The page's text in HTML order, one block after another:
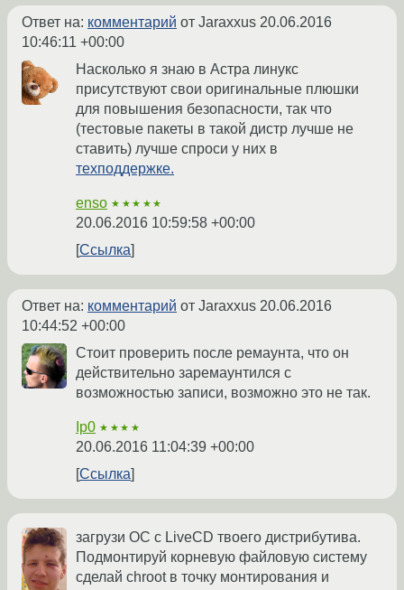
Ответ на: комментарий от Jaraxxus 20.06.2016
10:46:11 +00:00
Насколько я знаю в Астра линукс
присутствуют свои оригинальные плюшки
для повышения безопасности, так что
(тестовые пакеты в такой дистр лучше не
ставить) лучше спроси у них в
техподдержке.
enso ★★★★★
20.06.2016 10:59:58 +00:00
Ссылка
Ответ на: комментарий от Jaraxxus 20.06.2016
10:44:52 +00:00
Стоит проверить после ремаунта, что он
действительно заремаунтился с
возможностью записи, возможно это не так.
Ip0 ★★★★
20.06.2016 11:04:39 +00:00
Ссылка
загрузи ОС с LiveCD твоего дистрибутива.
Подмонтируй корневую файловую систему
сделай chroot в точку монтирования и